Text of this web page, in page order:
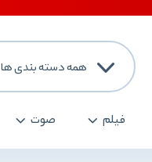
همه دسته بندی ها
فیلم صوت